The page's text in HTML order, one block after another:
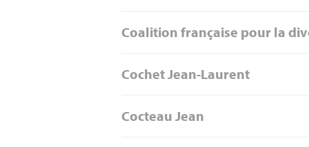
Coalition française pour la
Cochet Jean-Laurent
Cocteau Jean